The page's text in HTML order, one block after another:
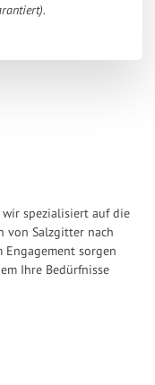
wir spezialisiert auf die
von Salzgitter nach
Engagement sorgen
Ihre Bedürfnisse